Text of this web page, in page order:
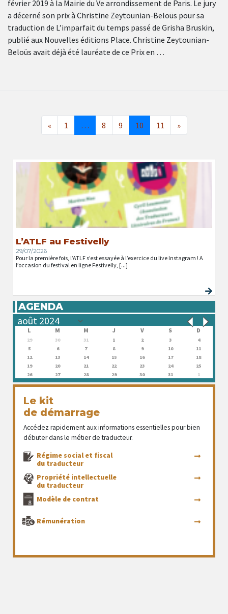
février 2019 à la Mairie du Ve arrondissement de Paris. Le jury
a décerné son prix à Christine Zeytounian-Beloüs pour sa
traduction de L’imparfait du temps passé de Grisha Bruskin,
publié aux Nouvelles éditions Place. Christine Zeytounian-
Beloüs avait déjà été lauréate de ce Prix en …
« 1 … 8 9 10 11 »
L’ATLF au Festivelly
29/07/2026
Pour la première fois, l’ATLF s’est essayée à l’exercice du live Instagram ! A
l’occasion du festival en ligne Festivelly, [...]
AGENDA
L M M J V S D
29 30 31 1 2 3
4
5
6 7 8 9 10
11
12
13 14 15 16 17
18
19
20 21 22 23 24
25
26
27 28 29 30 31 1
Le kit
de démarrage
Accédez rapidement aux informations essentielles pour bien
débuter dans le métier de traducteur.
Régime social et fiscal
du traducteur
Propriété intellectuelle
du traducteur
Modèle de contrat
Rémunération